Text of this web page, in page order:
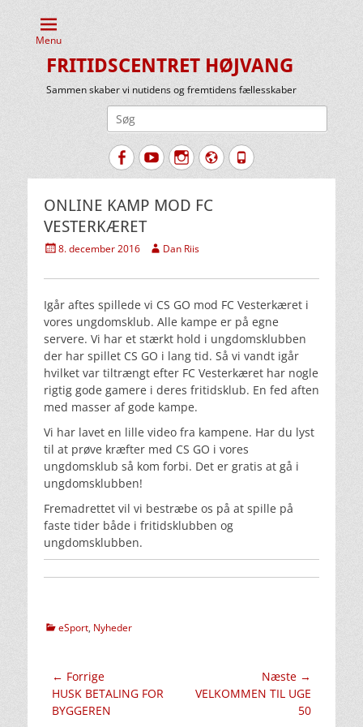
Menu
FRITIDSCENTRET HØJVANG
Sammen skaber vi nutidens og fremtidens fællesskaber
FacebookYouTubeInstagram
Website
Tlf.
ONLINE KAMP MOD FC
VESTERKÆRET
Udgivet
8. december 2016 Forfatter
Dan Riis
Igår aftes spillede vi CS GO mod FC Vesterkæret i
vores ungdomsklub. Alle kampe er på egne
servere. Vi har et stærkt hold i ungdomsklubben
der har spillet CS GO i lang tid. Så vi vandt igår
hvilket var tiltrængt efter FC Vesterkæret har nogle
rigtig gode gamere i deres fritidsklub. En fed aften
med masser af gode kampe.
Vi har lavet en lille video fra kampene. Har du lyst
til at prøve kræfter med CS GO i vores
ungdomsklub så kom forbi. Det er gratis at gå i
ungdomsklubben!
Fremadrettet vil vi bestræbe os på at spille på
faste tider både i fritidsklubben og
ungdomsklubben.
kategorier
eSport, Nyheder
Indlægsnavigation
← Forrige
Forrige
indlæg:
HUSK BETALING FOR
BYGGEREN
Næste →
Næste
VELKOMMEN TIL UGE
50